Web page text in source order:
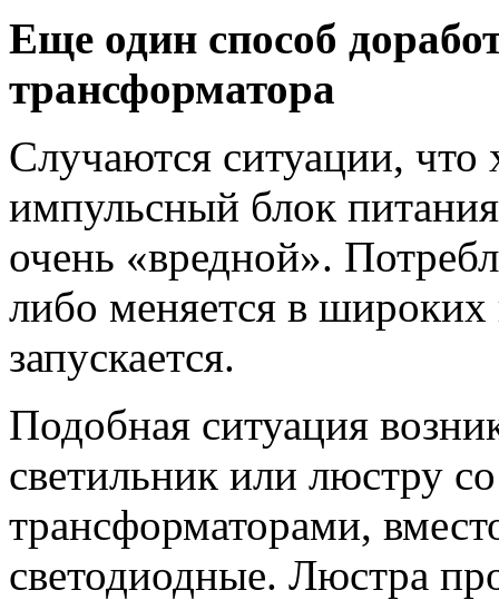
Еще один способ
трансформатора
Случаются ситуации,
импульсный блок
очень «вредной».
либо меняется в широких
запускается.
Подобная ситуация
светильник или люстру
трансформаторами,
светодиодные. Люстра